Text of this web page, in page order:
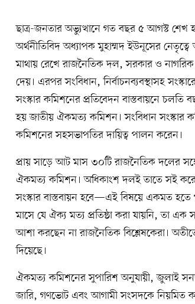
ছাত্র-জনতার অভ্যুত্থানে গত বছর ৫ আগস্ট
অর্থনীতিবিদ অধ্যাপক মুহাম্মদ ইউনূসের নেতৃত্বে
মাথায় রেখে রাজনৈতিক দল, সরকার ও নাগরিক
দেয়। এরপর সংবিধান, নির্বাচনব্যবস্থাসহ
সংস্কার কমিশনের প্রতিবেদন বাস্তবায়নে চলতি
হয় জাতীয় ঐকমত্য কমিশন। সংবিধান সংস্কার
কমিশনের সহসভাপতির দায়িত্ব পালন করেন।
প্রায় সাড়ে আট মাস ৩০টি রাজনৈতিক দলের
ঐকমত্য কমিশন। অধিকাংশ দলই তাতে সই
সংস্কার বাস্তবায়ন হবে—এই বিষয়ে একমত
মাসে যে ঐক্য মত্য প্রতিষ্ঠা করা যায়নি, তা
আশা করছেন না রাজনৈতিক বিশ্লেষকেরা।
দিয়েছে।
ঐকমত্য কমিশনের সুপারিশ অনুযায়ী, জুলাই
জারি, গণভোট এবং আগামী সংসদকে নিয়মিত